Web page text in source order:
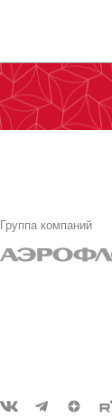
Группа компаний